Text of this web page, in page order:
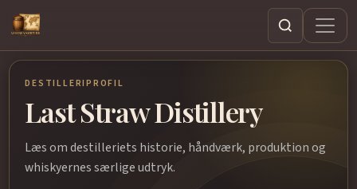
Søg
DESTILLERIPROFIL
Last Straw Distillery
Læs om destilleriets historie, håndværk, produktion og
whiskyernes særlige udtryk.